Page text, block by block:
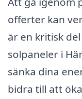
offerter kan
är en kritisk
solpaneler i
sänka dina
bidra till att